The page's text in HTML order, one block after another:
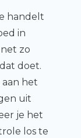
handelt
in
zo
doet.
het
uit
je het
los te